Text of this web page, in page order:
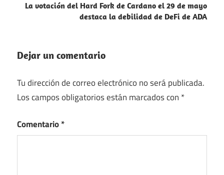
La votación del Hard Fork de Cardano el 29 de mayo
destaca la debilidad de DeFi de ADA
Dejar un comentario
Tu dirección de correo electrónico no será publicada.
Los campos obligatorios están marcados con *
Comentario*